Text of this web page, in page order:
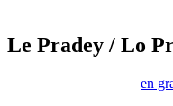
Le Pradey / Lo
en